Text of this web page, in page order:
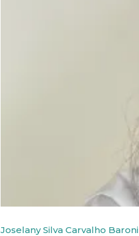
Joselany Silva Carvalho Baroni